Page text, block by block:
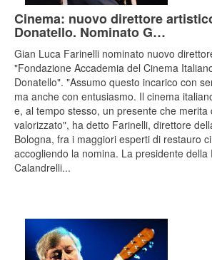
Cinema: nuovo direttore
Donatello. Nominato G…
Gian Luca Farinelli nominato nuovo
"Fondazione Accademia del Cinema
Donatello". "Assumo questo incarico con
ma anche con entusiasmo. Il cinema
e, al tempo stesso, un presente che merita
valorizzato", ha detto Farinelli, direttore
Bologna, fra i maggiori esperti di restauro
accogliendo la nomina. La presidente della
Calandrelli...